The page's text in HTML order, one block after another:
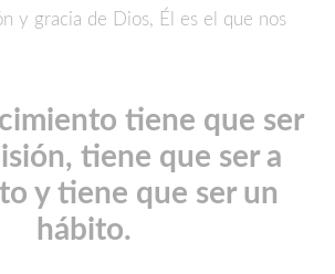
y gracia de Dios, Él es el que nos
tiene que ser
tiene que ser a
y tiene que ser un
hábito.